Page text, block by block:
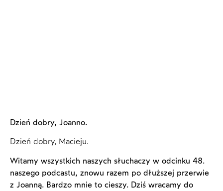
Dzień dobry, Joanno.
Dzień dobry, Macieju.
Witamy wszystkich naszych słuchaczy w odcinku 48.
naszego podcastu, znowu razem po dłuższej przerwie
z Joanną. Bardzo mnie to cieszy. Dziś wracamy do